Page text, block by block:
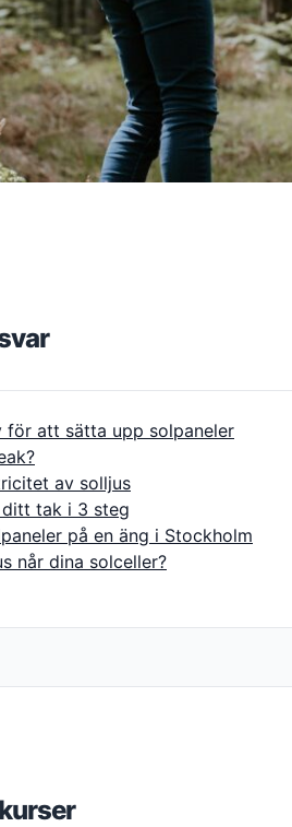
för att sätta upp solpaneler
av solljus
ditt tak i 3 steg
på en äng i Stockholm
når dina solceller?